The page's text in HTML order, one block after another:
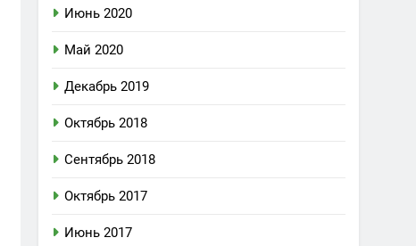
Июнь 2020
Май 2020
Декабрь 2019
Октябрь 2018
Сентябрь 2018
Октябрь 2017
Июнь 2017